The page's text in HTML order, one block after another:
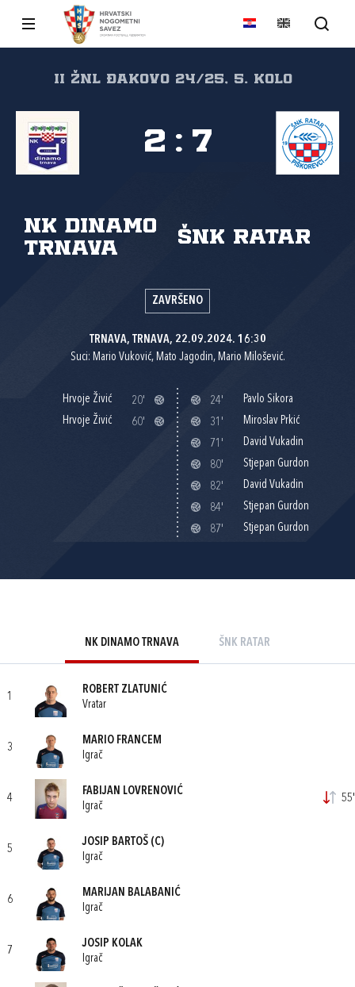
II ŽNL Đakovo 24/25, 5. kolo
NK Dinamo
Trnava
ŠNK Ratar
2 : 7
ZAVRŠENO
TRNAVA, TRNAVA, 22.09.2024. 16:30
Suci: Mario Vuković, Mato Jagodin, Mario Milošević.
Hrvoje Živić
20'
Hrvoje Živić
60'
24'
Pavlo Sikora
31'
Miroslav Prkić
71'
David Vukadin
80'
Stjepan Gurdon
82'
David Vukadin
84'
Stjepan Gurdon
87'
Stjepan Gurdon
NK DINAMO TRNAVA ŠNK RATAR
1
ROBERT ZLATUNIĆ
Vratar
3
MARIO FRANCEM
Igrač
4
FABIJAN LOVRENOVIĆ
Igrač
55'
5
JOSIP BARTOŠ (C)
Igrač
6
MARIJAN BALABANIĆ
Igrač
7
JOSIP KOLAK
Igrač